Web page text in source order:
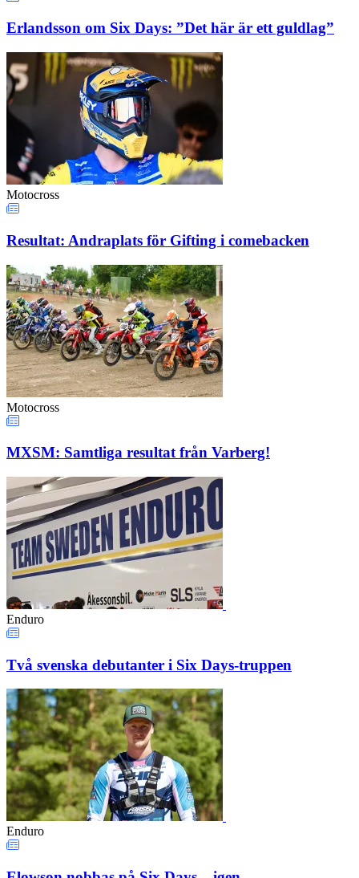
Erlandsson om Six Days: ”Det här är ett guldlag”
Motocross
Resultat: Andraplats för Gifting i comebacken
Motocross
MXSM: Samtliga resultat från Varberg!
Enduro
Två svenska debutanter i Six Days-truppen
Enduro